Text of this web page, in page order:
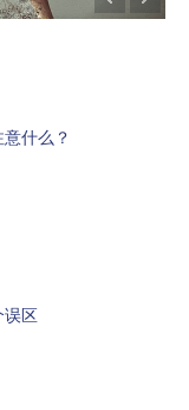
什么？
误区